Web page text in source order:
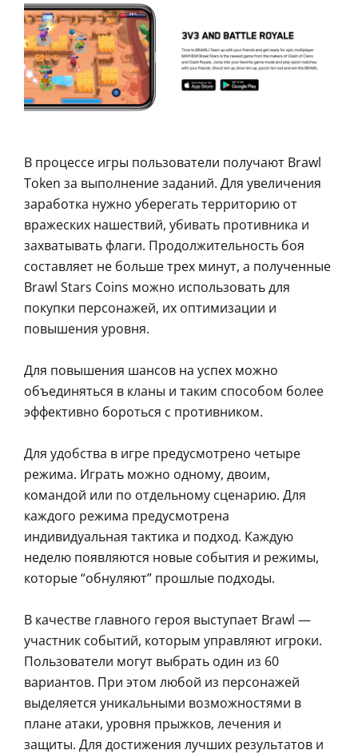
В процессе игры пользователи получают Brawl
Token за выполнение заданий. Для увеличения
заработка нужно уберегать территорию от
вражеских нашествий, убивать противника и
захватывать флаги. Продолжительность боя
составляет не больше трех минут, а полученные
Brawl Stars Coins можно использовать для
покупки персонажей, их оптимизации и
повышения уровня.
Для повышения шансов на успех можно
объединяться в кланы и таким способом более
эффективно бороться с противником.
Для удобства в игре предусмотрено четыре
режима. Играть можно одному, двоим,
командой или по отдельному сценарию. Для
каждого режима предусмотрена
индивидуальная тактика и подход. Каждую
неделю появляются новые события и режимы,
которые “обнуляют” прошлые подходы.
В качестве главного героя выступает Brawl —
участник событий, которым управляют игроки.
Пользователи могут выбрать один из 60
вариантов. При этом любой из персонажей
выделяется уникальными возможностями в
плане атаки, уровня прыжков, лечения и
защиты. Для достижения лучших результатов и